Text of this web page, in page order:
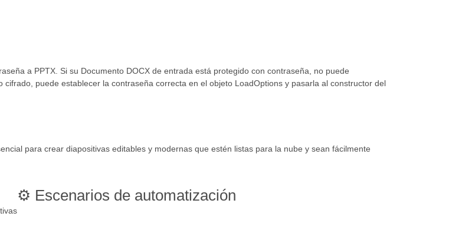
a PPTX. Si su Documento DOCX de entrada está protegido con contraseña, no puede
puede establecer la contraseña correcta en el objeto LoadOptions y pasarla al constructor del
para crear diapositivas editables y modernas que estén listas para la nube y sean fácilmente
⚙️ Escenarios de automatización